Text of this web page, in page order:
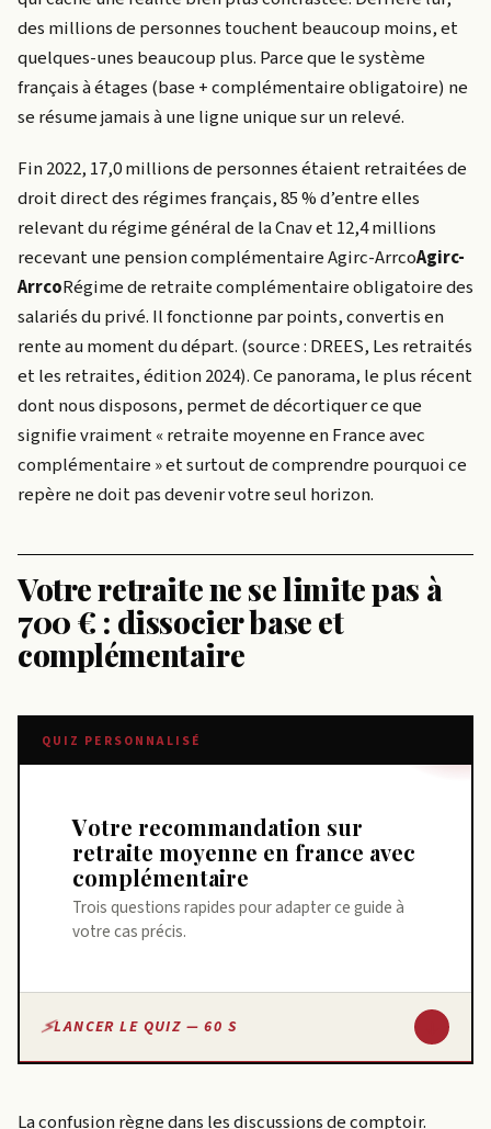
des millions de personnes touchent beaucoup moins, et
quelques-unes beaucoup plus. Parce que le système
français à étages (base + complémentaire obligatoire) ne
se résume jamais à une ligne unique sur un relevé.
Fin 2022, 17,0 millions de personnes étaient retraitées de
droit direct des régimes français, 85 % d’entre elles
relevant du régime général de la Cnav et 12,4 millions
recevant une pension complémentaireAgirc-ArrcoAgirc-
ArrcoRégime de retraite complémentaire obligatoire des
salariés du privé. Il fonctionne par points, convertis en
rente au moment du départ. (source : DREES, Les retraités
et les retraites, édition 2024). Ce panorama, le plus récent
dont nous disposons, permet de décortiquer ce que
signifie vraiment « retraite moyenne en France avec
complémentaire » et surtout de comprendre pourquoi ce
repère ne doit pas devenir votre seul horizon.
Votre retraite ne se limite pas à
700 € : dissocier base et
complémentaire
QUIZ PERSONNALISÉ
Votre recommandation sur
retraite moyenne en france avec
complémentaire
Trois questions rapides pour adapter ce guide à
votre cas précis.
LANCER LE QUIZ — 60 S
La confusion règne dans les discussions de comptoir.